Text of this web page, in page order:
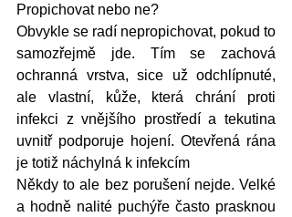
Propichovat nebo ne?
Obvykle se radí nepropichovat, pokud to
samozřejmě jde. Tím se zachová
ochranná vrstva, sice už odchlípnuté,
ale vlastní, kůže, která chrání proti
infekci z vnějšího prostředí a tekutina
uvnitř podporuje hojení. Otevřená rána
je totiž náchylná k infekcím
Někdy to ale bez porušení nejde. Velké
a hodně nalité puchýře často prasknou